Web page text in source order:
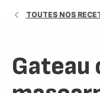
TOUTES NOS